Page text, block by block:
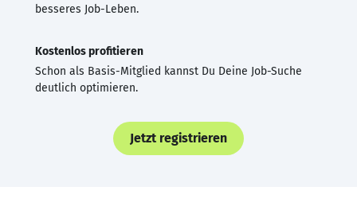
besseres Job-Leben.
Kostenlos profitieren
Schon als Basis-Mitglied kannst Du Deine Job-Suche
deutlich optimieren.
Jetzt registrieren